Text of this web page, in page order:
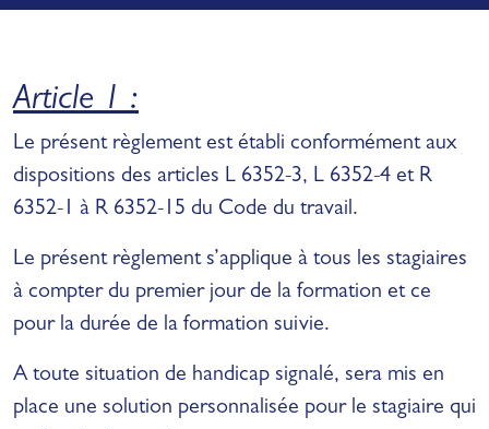
Article 1 :
Le présent règlement est établi conformément aux
dispositions des articles L 6352-3, L 6352-4 et R
6352-1 à R 6352-15 du Code du travail.
Le présent règlement s’applique à tous les stagiaires
à compter du premier jour de la formation et ce
pour la durée de la formation suivie.
A toute situation de handicap signalé, sera mis en
place une solution personnalisée pour le stagiaire qui